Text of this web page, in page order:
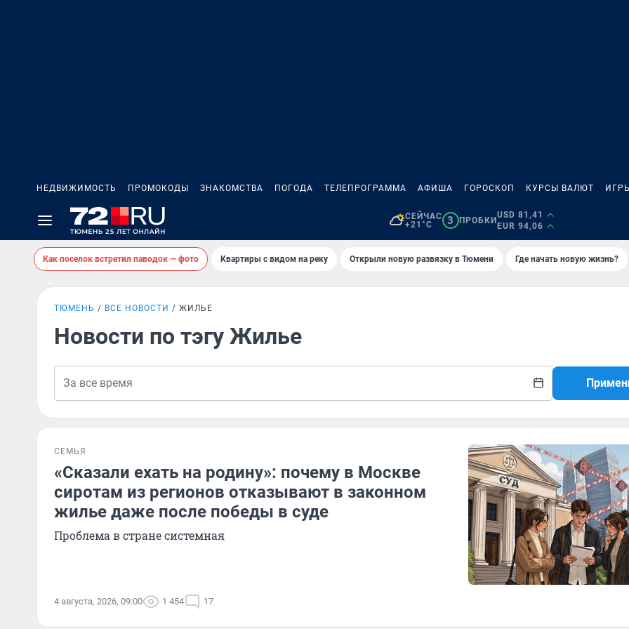
НЕДВИЖИМОСТЬ ПРОМОКОДЫ ЗНАКОМСТВА ПОГОДА ТЕЛЕПРОГРАММА АФИША ГОРОСКОП КУРСЫ ВАЛЮТ
СЕЙЧАС
+21°C
3 ПРОБКИ
USD 81,41
EUR 94,06
Как поселок встретил паводок — фото Квартиры с видом на реку Открыли новую развязку в Тюмени Где начать новую жизнь?
ТЮМЕНЬ ВСЕ НОВОСТИ ЖИЛЬЕ
Новости по тэгу Жилье
СЕМЬЯ
«Сказали ехать на родину»: почему в Москве
сиротам из регионов отказывают в законном
жилье даже после победы в суде
Проблема в стране системная
4 августа, 2026, 09:00 1 454 17